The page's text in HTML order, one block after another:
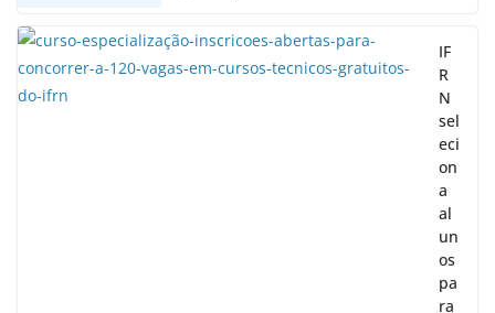
IF
R
N
sel
eci
on
a
al
un
os
pa
ra